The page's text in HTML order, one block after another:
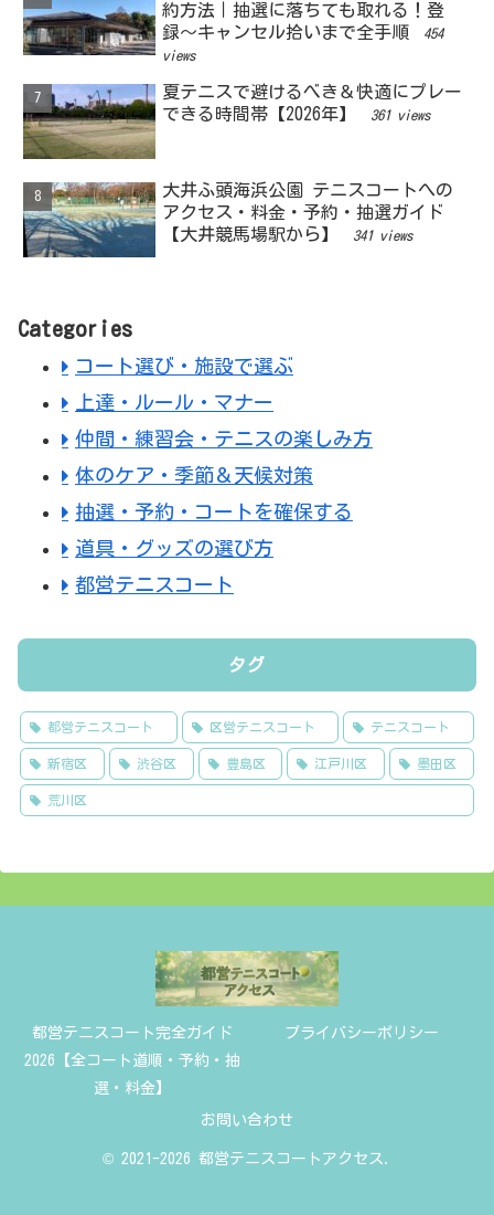
約方法｜抽選に落ちても取れる！登
録〜キャンセル拾いまで全手順
454
views
夏テニスで避けるべき＆快適にプレー
できる時間帯【2026年】
361 views
大井ふ頭海浜公園 テニスコートへの
アクセス・料金・予約・抽選ガイド
【大井競馬場駅から】
341 views
Categories
コート選び・施設で選ぶ
上達・ルール・マナー
仲間・練習会・テニスの楽しみ方
体のケア・季節＆天候対策
抽選・予約・コートを確保する
道具・グッズの選び方
都営テニスコート
タグ
都営テニスコート 区営テニスコート テニスコート
新宿区 渋谷区 豊島区 江戸川区 墨田区
荒川区
都営テニスコート完全ガイド
2026【全コート道順・予約・抽
選・料金】
プライバシーポリシー
お問い合わせ
© 2021-2026 都営テニスコートアクセス.